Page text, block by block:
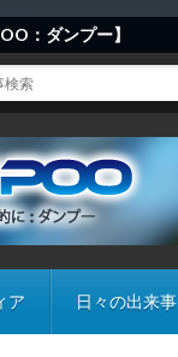
：ダンプー】
ア 日々の出来事